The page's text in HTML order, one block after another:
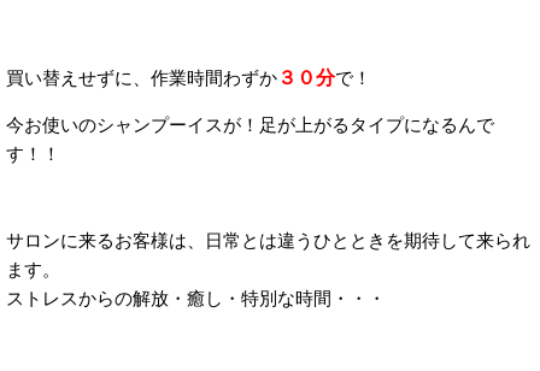
買い替えせずに、作業時間わずか ３０分で！
今お使いのシャンプーイスが！足が上がるタイプになるんで
す！！
サロンに来るお客様は、日常とは違うひとときを期待して来られ
ます。
ストレスからの解放・癒し・特別な時間・・・